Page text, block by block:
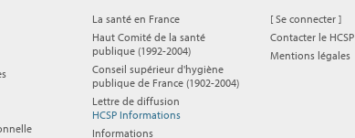
La santé en France
Haut Comité de la santé
publique (1992-2004)
Conseil supérieur d'hygiène
publique de France (1902-2004)
Lettre de diffusion
HCSP Informations
Informations
[Se connecter ]
Contacter le HCSP
Mentions légales